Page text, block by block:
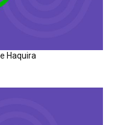
Haquira